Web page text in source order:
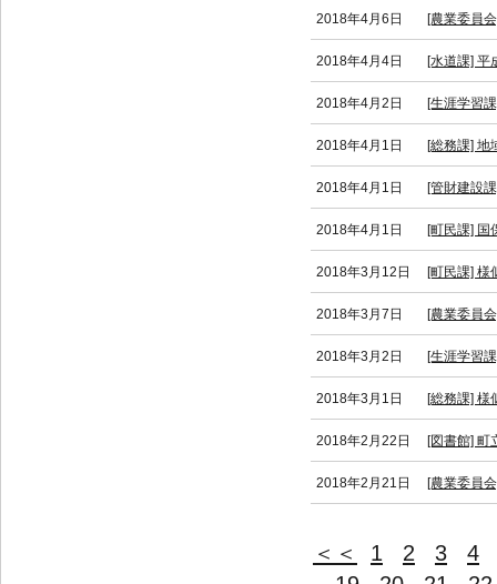
2018年4月6日 [農業委員
2018年4月4日 [水道課] 平
2018年4月2日 [生涯学習
2018年4月1日 [総務課] 地
2018年4月1日 [管財建設
2018年4月1日 [町民課] 国
2018年3月12日 [町民課] 様
2018年3月7日 [農業委員
2018年3月2日 [生涯学習
2018年3月1日 [総務課] 様
2018年2月22日 [図書館]
2018年2月21日 [農業委員
＜＜ 1 2 3
4